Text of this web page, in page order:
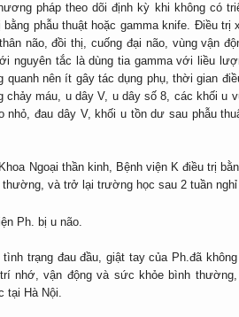
pháp theo dõi định kỳ khi không có
phẫu thuật hoặc gamma knife. Điều trị
não, đồi thị, cuống đại não, vùng vận
nguyên tắc là dùng tia gamma với liều
quanh nên ít gây tác dụng phụ, thời gian
chảy máu, u dây V, u dây số 8, các khối u
nhỏ, đau dây V, khối u tồn dư sau phẫu
Ngoại thần kinh, Bệnh viện K điều trị
và trở lại trường học sau 2 tuần nghỉ
Ph. bị u não.
trạng đau đầu, giật tay của Ph.đã
nhớ, vận động và sức khỏe bình
tại Hà Nội.